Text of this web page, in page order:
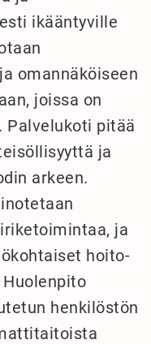
ikääntyville
omannäköiseen
joissa on
Palvelukoti pitää
ja
arkeen.
ja
hoito-
henkilöstön